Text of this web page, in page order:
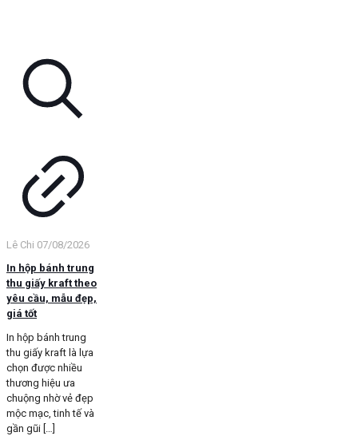
Lê Chi 07/08/2026
In hộp bánh trung
thu giấy kraft theo
yêu cầu, mẫu đẹp,
giá tốt
In hộp bánh trung
thu giấy kraft là lựa
chọn được nhiều
thương hiệu ưa
chuộng nhờ vẻ đẹp
mộc mạc, tinh tế và
gần gũi […]